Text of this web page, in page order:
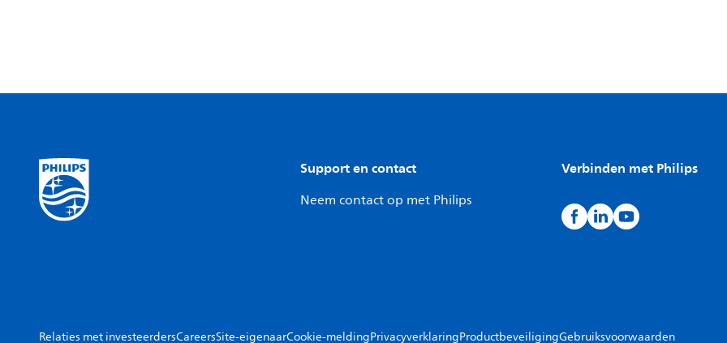
Support en contact
Neem contact op met Philips
Verbinden met Philips
Relaties met investeerdersCareersSite-eigenaarCookie-meldingPrivacyverklaringProductbeveiligingGebruiksvoorwaarden